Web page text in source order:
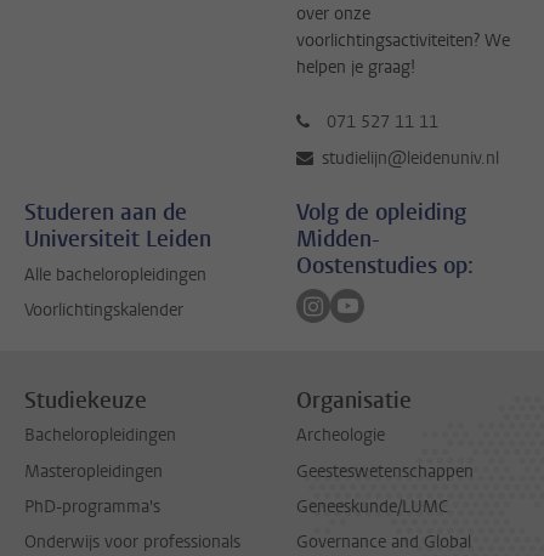
over onze
voorlichtingsactiviteiten? We
helpen je graag!
071 527 11 11
studielijn@leidenuniv.nl
Studeren aan de
Universiteit Leiden
Alle bacheloropleidingen
Voorlichtingskalender
Volg de opleiding
Midden-
Oostenstudies op:
Volg ons op instagram
Volg ons op youtube
Studiekeuze
Bacheloropleidingen
Masteropleidingen
PhD-programma's
Onderwijs voor professionals
Organisatie
Archeologie
Geesteswetenschappen
Geneeskunde/LUMC
Governance and Global